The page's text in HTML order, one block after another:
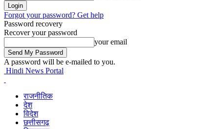
Forgot your password? Get help
Password recovery
Recover your password
your email
A password will be e-mailed to you.
Hindi News Portal
राजनीतिक
देश
विदेश
छत्तीसगढ़